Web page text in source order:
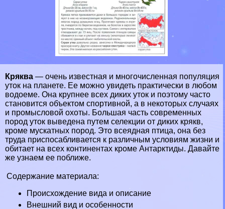
Кряква — очень известная и многочисленная популяция
уток на планете. Ее можно увидеть пpaктически в любом
водоеме. Она крупнее всех диких уток и поэтому часто
становится объектом спортивной, а в некоторых случаях
и промысловой охоты. Большая часть современных
пород уток выведена путем селекции от диких крякв,
кроме мускатных пород. Это всеядная птица, она без
труда приспосабливается к различным условиям жизни и
обитает на всех континентах кроме Антарктиды. Давайте
же узнаем ее поближе.
Содержание материала:
Происхождение вида и описание
Внешний вид и особенности